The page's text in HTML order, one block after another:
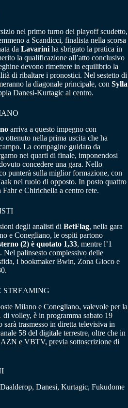
nel primo turno dei playoff scudetto,
a Scandicci, finalista nella scorsa
da Lavarini ha sbrigato la pratica in
la qualificazione all’atto conclusivo
devono rimettere in equilibrio la
di ribaltare i pronostici. Nel sestetto di
la diagonale principale, con Sylla
Danesi-Kurtagic al centro.
arriva a questo impegno con
ottenuto nella prima uscita che ha
La compagine guidata da
nei quarti di finale, imponendosi
concedere una gara. Nello
punterà sulla miglior formazione, con
nel ruolo di opposto. In posto quattro
Fahr e Chirichella a centro rete.
degli analisti di BetFlag, nella gara
e Conegliano, le ospiti partono
(2) è quotato 1,33, mentre l’1
Nel palinsesto complessivo delle
i bookmaker Bwin, Zona Gioco e
STREAMING
Milano e Conegliano, valevole per la
volley, è in programma sabato 19
sarà trasmesso in diretta televisiva in
58 del digitale terrestre, oltre che in
e VBTV, previa sottoscrizione di
Danesi, Kurtagic, Fukudome